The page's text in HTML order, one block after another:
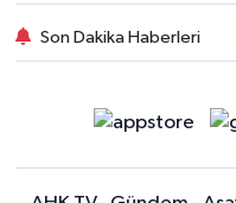
Son Dakika Haberleri